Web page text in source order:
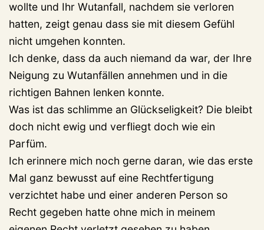
wollte und Ihr Wutanfall, nachdem sie verloren
hatten, zeigt genau dass sie mit diesem Gefühl
nicht umgehen konnten.
Ich denke, dass da auch niemand da war, der Ihre
Neigung zu Wutanfällen annehmen und in die
richtigen Bahnen lenken konnte.
Was ist das schlimme an Glückseligkeit? Die bleibt
doch nicht ewig und verfliegt doch wie ein
Parfüm.
Ich erinnere mich noch gerne daran, wie das erste
Mal ganz bewusst auf eine Rechtfertigung
verzichtet habe und einer anderen Person so
Recht gegeben hatte ohne mich in meinem